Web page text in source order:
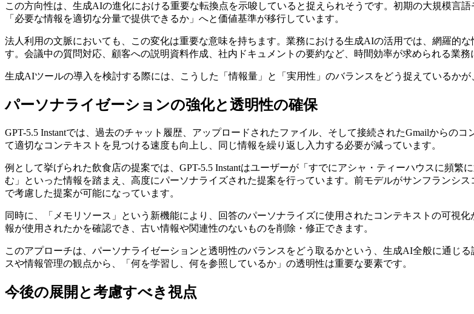
この方向性は、生成AIの進化における重要な転換点を示唆していると捉えられそうです。初期の大規模言
「必要な情報を適切な分量で提供できるか」へと価値基準が移行しています。
法人利用の文脈においても、この変化は重要な意味を持ちます。業務における生成AIの活用では、網羅的
す。会議中の質問対応、顧客への説明資料作成、社内ドキュメントの要約など、時間効率が求められる業務
生成AIツールの導入を検討する際には、こうした「情報量」と「実用性」のバランスをどう捉えているか
パーソナライゼーションの強化と透明性の確保
GPT-5.5 Instantでは、過去のチャット履歴、アップロードされたファイル、そして接続されたGmailからの
て適切なコンテキストを見つける速度も向上し、同じ情報を繰り返し入力する必要が減っています。
例として挙げられた飲食店の提案では、GPT-5.5 Instantはユーザーが「すでにアシャ・ティーハウスに頻
む」といった情報を踏まえ、高度にパーソナライズされた提案を行っています。前モデルがサンフランシ
で考慮した提案が可能になっています。
同時に、「メモリソース」という新機能により、回答のパーソナライズに使用されたコンテキストの可視
報が使用されたかを確認でき、古い情報や関連性のないものを削除・修正できます。
このアプローチは、パーソナライゼーションと透明性のバランスをどう取るかという、生成AI全般に通じ
スや情報管理の観点から、「何を学習し、何を参照しているか」の透明性は重要な要素です。
今後の展開と考慮すべき視点